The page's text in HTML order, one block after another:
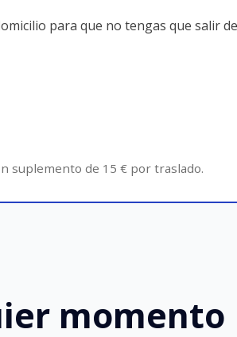
para que no tengas que salir
suplemento de 15 € por traslado.
momento